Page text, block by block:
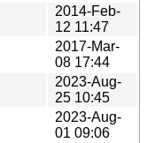
2014-Feb-
12 11:47
2017-Mar-
08 17:44
2023-Aug-
25 10:45
2023-Aug-
01 09:06